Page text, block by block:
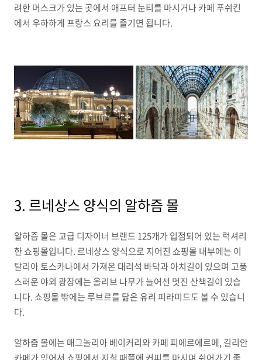
려한 머스크가 있는 곳에서 애프터 눈티를 마시거나 카페 푸쉬킨
에서 우하하게 프랑스 요리를 즐기면 됩니다.
3. 르네상스 양식의 알하즘 몰
알하즘 몰은 고급 디자이너 브랜드 125개가 입점되어 있는 럭셔리
한 쇼핑몰입니다. 르네상스 양식으로 지어진 쇼핑몰 내부에는 이
탈리아 토스카나에서 가져온 대리석 바닥과 아치길이 있으며 고풍
스러운 야외 광장에는 올리브 나무가 늘어선 멋진 산책길이 있습
니다. 쇼핑몰 밖에는 루브르를 닮은 유리 피라미드도 볼 수 있습니
다.
알하즘 몰에는 매그놀리아 베이커리와 카페 피에르에르메, 길리안